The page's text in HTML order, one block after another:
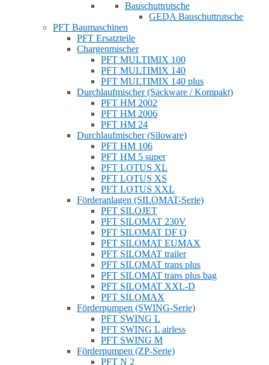
Bauschuttrutsche
GEDA Bauschuttrutsche
PFT Baumaschinen
PFT Ersatzteile
Chargenmischer
PFT MULTIMIX 100
PFT MULTIMIX 140
PFT MULTIMIX 140 plus
Durchlaufmischer (Sackware / Kompakt)
PFT HM 2002
PFT HM 2006
PFT HM 24
Durchlaufmischer (Siloware)
PFT HM 106
PFT HM 5 super
PFT LOTUS XL
PFT LOTUS XS
PFT LOTUS XXL
Förderanlagen (SILOMAT-Serie)
PFT SILOJET
PFT SILOMAT 230V
PFT SILOMAT DF Q
PFT SILOMAT EUMAX
PFT SILOMAT trailer
PFT SILOMAT trans plus
PFT SILOMAT trans plus bag
PFT SILOMAT XXL-D
PFT SILOMAX
Förderpumpen (SWING-Serie)
PFT SWING L
PFT SWING L airless
PFT SWING M
Förderpumpen (ZP-Serie)
PFT N 2